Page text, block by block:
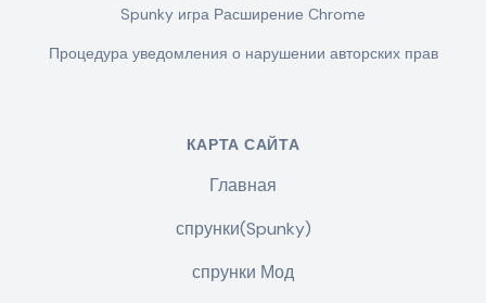
Spunky игра Расширение Chrome
Процедура уведомления о нарушении авторских прав
КАРТА САЙТА
Главная
спрунки(Spunky)
спрунки Мод